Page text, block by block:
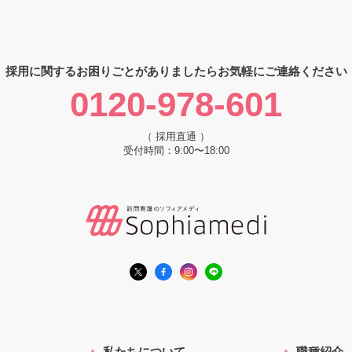
採用に関するお困りごとがありましたらお気軽にご連絡ください
0120-978-601
（ 採用直通 ）
受付時間：9:00〜18:00